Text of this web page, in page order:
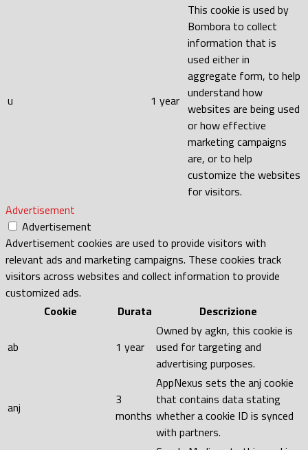
u 1 year
This cookie is used by
Bombora to collect
information that is
used either in
aggregate form, to help
understand how
websites are being used
or how effective
marketing campaigns
are, or to help
customize the websites
for visitors.
Advertisement
Advertisement
Advertisement cookies are used to provide visitors with
relevant ads and marketing campaigns. These cookies track
visitors across websites and collect information to provide
customized ads.
Cookie
Durata Descrizione
ab 1 year
Owned by agkn, this cookie is
used for targeting and
advertising purposes.
anj
3
months
AppNexus sets the anj cookie
that contains data stating
whether a cookie ID is synced
with partners.